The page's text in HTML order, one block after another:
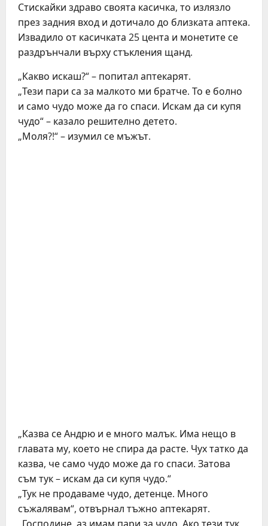
Стискайки здраво своята касичка, то излязло
през задния вход и дотичало до близката аптека.
Извадило от касичката 25 цента и монетите се
раздрънчали върху стъкления щанд.
„Какво искаш?“ – попитал аптекарят.
„Тези пари са за малкото ми братче. То е болно
и само чудо може да го спаси. Искам да си купя
чудо“ – казало решително детето.
„Моля?!“ – изумил се мъжът.
„Казва се Андрю и е много малък. Има нещо в
главата му, което не спира да расте. Чух татко да
казва, че само чудо може да го спаси. Затова
съм тук – искам да си купя чудо.“
„Тук не продаваме чудо, детенце. Много
съжалявам“, отвърнал тъжно аптекарят.